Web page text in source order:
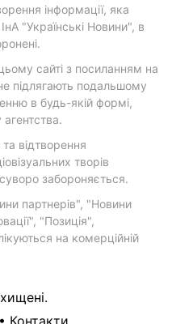
інформації, яка
"Українські Новини", в
сайті з посиланням на
підлягають подальшому
в будь-якій формі,
відтворення
творів
забороняється.
партнерів", "Новини
"Позиція",
на комерційній
• Контакти